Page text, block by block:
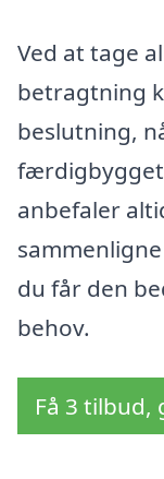
Ved at tage
betragtning
beslutning,
færdigbygget
anbefaler
du får den
behov.
Få 3